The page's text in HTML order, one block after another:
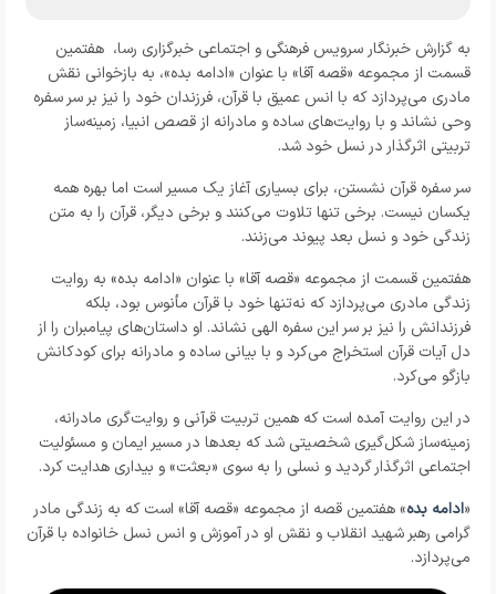
به گزارش خبرنگار سرویس فرهنگی و اجتماعی خبرگزاری رسا، هفتمین
قسمت از مجموعه «قصه آقا» با عنوان «ادامه بده»، به بازخوانی نقش
مادری می‌پردازد که با انس عمیق با قرآن، فرزندان خود را نیز بر سر سفره
وحی نشاند و با روایت‌های ساده و مادرانه از قصص انبیا، زمینه‌ساز
تربیتی اثرگذار در نسل خود شد.
سر سفره قرآن نشستن، برای بسیاری آغاز یک مسیر است اما بهره همه
یکسان نیست. برخی تنها تلاوت می‌کنند و برخی دیگر، قرآن را به متن
زندگی خود و نسل بعد پیوند می‌زنند.
هفتمین قسمت از مجموعه «قصه آقا» با عنوان «ادامه بده» به روایت
زندگی مادری می‌پردازد که نه‌تنها خود با قرآن مأنوس بود، بلکه
فرزندانش را نیز بر سر این سفره الهی نشاند. او داستان‌های پیامبران را از
دل آیات قرآن استخراج می‌کرد و با بیانی ساده و مادرانه برای کودکانش
بازگو می‌کرد.
در این روایت آمده است که همین تربیت قرآنی و روایت‌گری مادرانه،
زمینه‌ساز شکل‌گیری شخصیتی شد که بعدها در مسیر ایمان و مسئولیت
اجتماعی اثرگذار گردید و نسلی را به سوی «بعثت» و بیداری هدایت کرد.
«ادامه بده» هفتمین قصه از مجموعه «قصه آقا» است که به زندگی مادر
گرامی رهبر شهید انقلاب و نقش او در آموزش و انس نسل خانواده با قرآن
می‌پردازد.